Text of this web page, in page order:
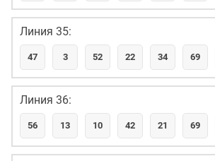
Линия 35:
47 3 52 22 34 69
Линия 36:
56 13 10 42 21 69